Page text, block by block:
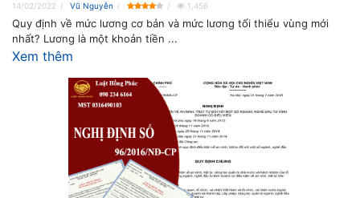
14/02/2022 Vũ Nguyễn 1,456
Quy định về mức lương cơ bản và mức lương tối thiểu vùng mới
nhất? Lương là một khoản tiền ...
Xem thêm